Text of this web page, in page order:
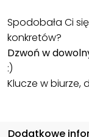
Spodobała Ci
konkretów?
Dzwoń w
:)
Klucze w biurze,
Dodatkowe